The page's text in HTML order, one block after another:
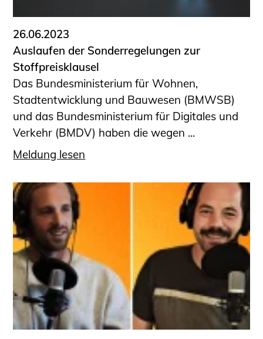
26.06.2023
Auslaufen der Sonderregelungen zur
Stoffpreisklausel
Das Bundesministerium für Wohnen,
Stadtentwicklung und Bauwesen (BMWSB)
und das Bundesministerium für Digitales und
Verkehr (BMDV) haben die wegen ...
Meldung lesen